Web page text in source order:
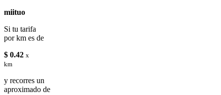
miituo
Si tu tarifa
por km es de
$ 0.42 x
km
y recorres un
aproximado de